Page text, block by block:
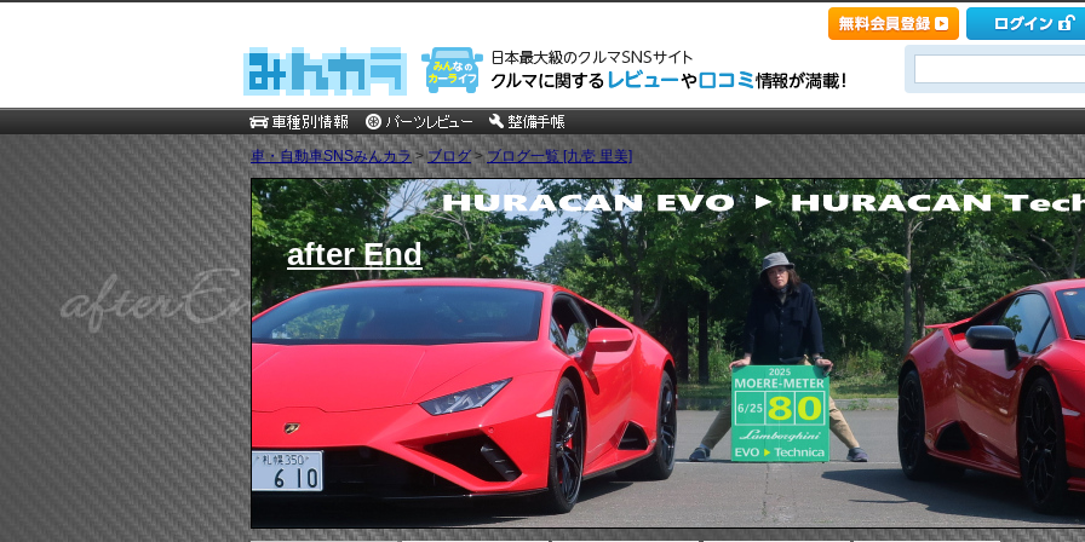
車・自動車SNSみんカラ>ブログ>ブログ一覧 [九壱 里美]
after End